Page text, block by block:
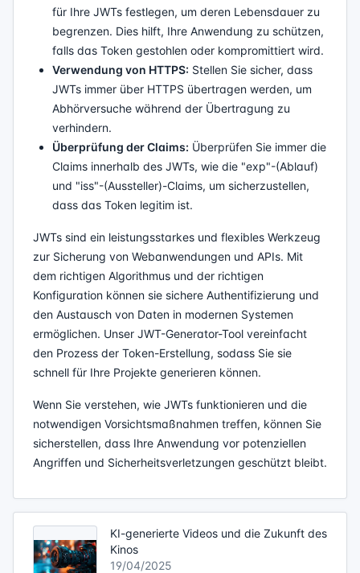
für Ihre JWTs festlegen, um deren Lebensdauer zu
begrenzen. Dies hilft, Ihre Anwendung zu schützen,
falls das Token gestohlen oder kompromittiert wird.
Verwendung von HTTPS: Stellen Sie sicher, dass
JWTs immer über HTTPS übertragen werden, um
Abhörversuche während der Übertragung zu
verhindern.
Überprüfung der Claims: Überprüfen Sie immer die
Claims innerhalb des JWTs, wie die "exp"-(Ablauf)
und "iss"-(Aussteller)-Claims, um sicherzustellen,
dass das Token legitim ist.
JWTs sind ein leistungsstarkes und flexibles Werkzeug
zur Sicherung von Webanwendungen und APIs. Mit
dem richtigen Algorithmus und der richtigen
Konfiguration können sie sichere Authentifizierung und
den Austausch von Daten in modernen Systemen
ermöglichen. Unser JWT-Generator-Tool vereinfacht
den Prozess der Token-Erstellung, sodass Sie sie
schnell für Ihre Projekte generieren können.
Wenn Sie verstehen, wie JWTs funktionieren und die
notwendigen Vorsichtsmaßnahmen treffen, können Sie
sicherstellen, dass Ihre Anwendung vor potenziellen
Angriffen und Sicherheitsverletzungen geschützt bleibt.
KI-generierte Videos und die Zukunft des
Kinos
19/04/2025